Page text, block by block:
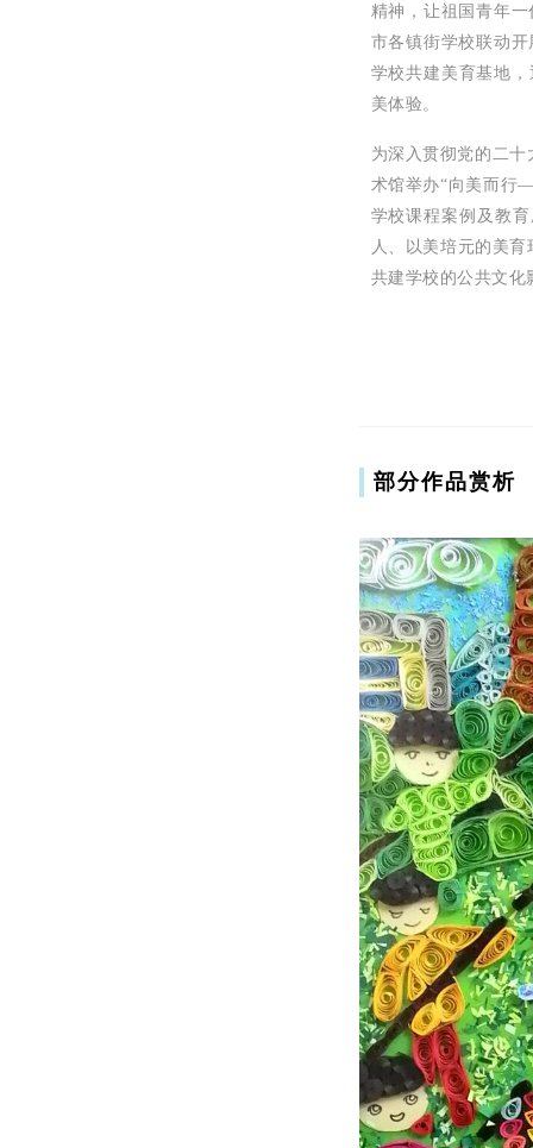
精神，让祖国青年
市各镇街学校联动
学校共建美育基地
美体验。
为深入贯彻党的二
术馆举办“向美而行
学校课程案例及教
人、以美培元的美
共建学校的公共文化
部分作品赏析